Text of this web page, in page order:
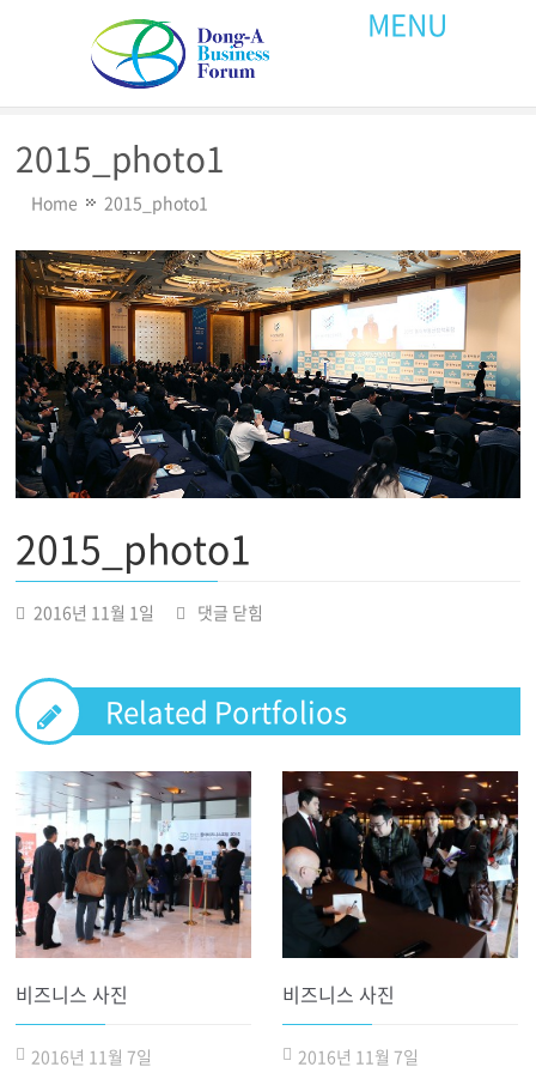
MENU
2015_photo1
Home 2015_photo1
2015_photo1
2016년 11월 1일 2015_photo1
댓글 닫힘
Related Portfolios
비즈니스 사진
2016년 11월 7일
비즈니스 사진
2016년 11월 7일